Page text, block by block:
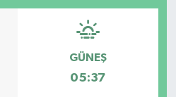
GÜNEŞ
05:37